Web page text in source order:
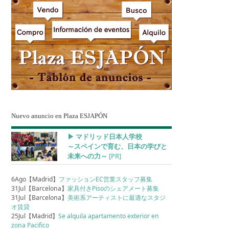
Nuevo anuncio en Plaza ESJAPÓN
▶︎ マドリッド日本人学校
～スペインで育む、日本の学びと
未来への力～ [PR]
6Ago【Madrid】 ファッションEC営業スタッフ募集
31Jul【Barcelona】家具付きPisoのシェアメート募集
31Jul【Barcelona】美術系アーティストに最適なスタジ
オ賃貸
25Jul【Madrid】Se alquila apartamento exterior en
zona Pacifico